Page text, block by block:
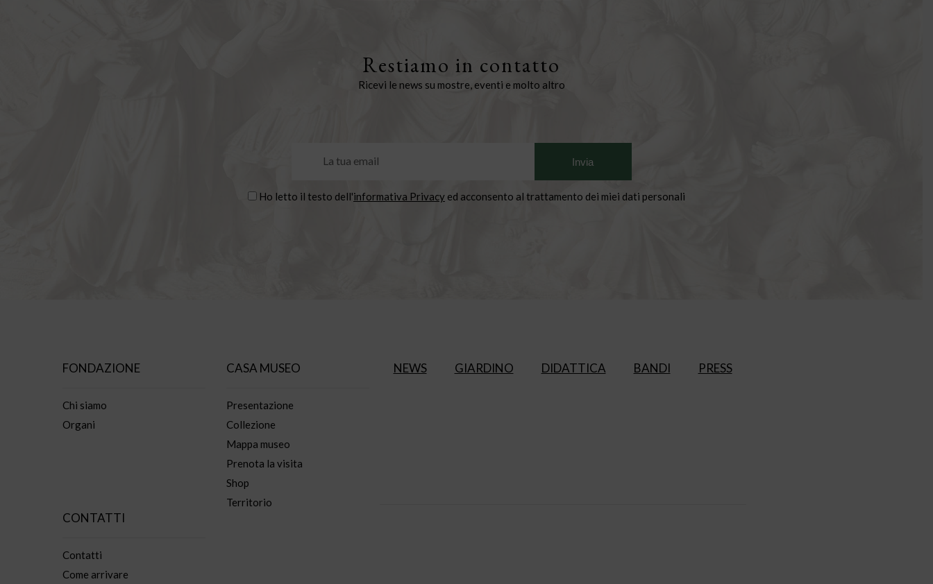
Restiamo in contatto
Ricevi le news su mostre, eventi e molto altro
Ho letto il testo dell'informativa Privacy ed acconsento al trattamento dei miei dati personali
FONDAZIONE
Chi siamo
Organi
CASA MUSEO
Presentazione
Collezione
Mappa museo
Prenota la visita
Shop
Territorio
NEWS GIARDINO DIDATTICA BANDI PRESS
CONTATTI
Contatti
Come arrivare